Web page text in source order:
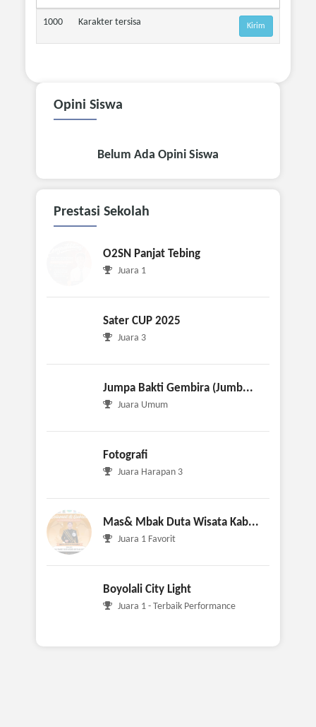
1000 Karakter tersisa
Opini Siswa
Belum Ada Opini Siswa
Prestasi Sekolah
O2SN Panjat Tebing
Juara 1
Sater CUP 2025
Juara 3
Jumpa Bakti Gembira (Jumb...
Juara Umum
Fotografi
Juara Harapan 3
Mas& Mbak Duta Wisata Kab...
Juara 1 Favorit
Boyolali City Light
Juara 1 - Terbaik Performance